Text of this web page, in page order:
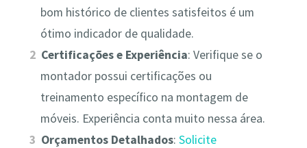
bom histórico de clientes satisfeitos é um
ótimo indicador de qualidade.
Certificações e Experiência: Verifique se o
montador possui certificações ou
treinamento específico na montagem de
móveis. Experiência conta muito nessa área.
Orçamentos Detalhados:Solicite